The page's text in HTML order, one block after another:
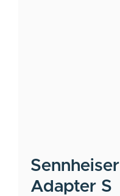
Sennheiser
Adapter S